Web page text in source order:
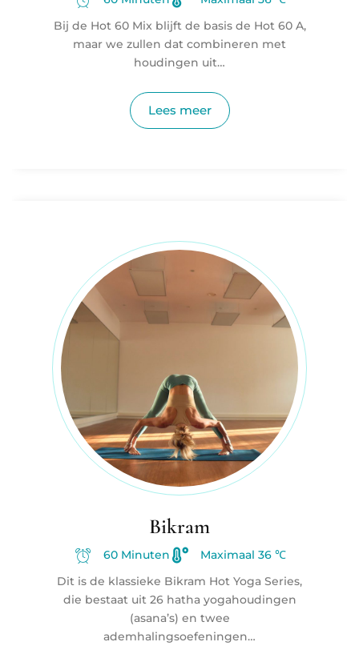
Bij de Hot 60 Mix blijft de basis de Hot 60 A,
maar we zullen dat combineren met
houdingen uit…
Lees meer
Bikram
60 Minuten
Maximaal 36 ℃
Dit is de klassieke Bikram Hot Yoga Series,
die bestaat uit 26 hatha yogahoudingen
(asana’s) en twee
ademhalingsoefeningen…